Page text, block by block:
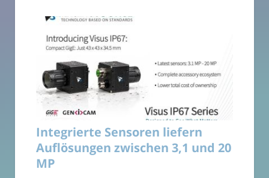
Integrierte Sensoren liefern
Auflösungen zwischen 3,1 und 20
MP